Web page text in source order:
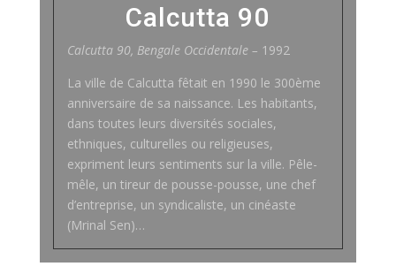
Calcutta 90
Calcutta 90, Bengale Occidentale– 1992
La ville de Calcutta fêtait en 1990 le 300ème
anniversaire de sa naissance. Les habitants,
dans toutes leurs diversités sociales,
ethniques, culturelles ou religieuses,
expriment leurs sentiments sur la ville. Pêle-
mêle, un tireur de pousse-pousse, une chef
d’entreprise, un syndicaliste, un cinéaste
(Mrinal Sen)…